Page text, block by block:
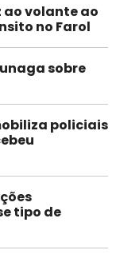
ao volante ao
no Farol
sobre
policiais
tipo de